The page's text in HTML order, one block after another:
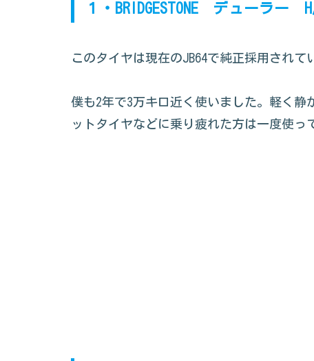
１・BRIDGESTONE デューラー
このタイヤは現在のJB64で純正採用されて
僕も2年で3万キロ近く使いました。軽く
ットタイヤなどに乗り疲れた方は一度使っ